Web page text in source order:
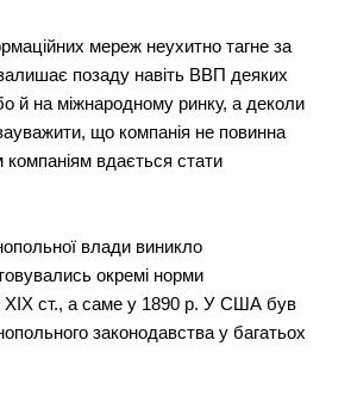
мереж неухитно тагне за
позаду навіть ВВП деяких
й на міжнародному ринку, а деколи
що компанія не повинна
вдається стати
влади виникло
окремі норми
XIX ст., а саме у 1890 р. У США був
законодавства у багатьох